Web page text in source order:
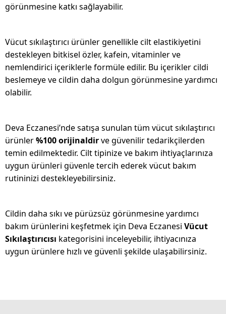
görünmesine katkı sağlayabilir.
Vücut sıkılaştırıcı ürünler genellikle cilt elastikiyetini
destekleyen bitkisel özler, kafein, vitaminler ve
nemlendirici içeriklerle formüle edilir. Bu içerikler cildi
beslemeye ve cildin daha dolgun görünmesine yardımcı
olabilir.
Deva Eczanesi’nde satışa sunulan tüm vücut sıkılaştırıcı
ürünler%100 orijinaldirve güvenilir tedarikçilerden
temin edilmektedir. Cilt tipinize ve bakım ihtiyaçlarınıza
uygun ürünleri güvenle tercih ederek vücut bakım
rutininizi destekleyebilirsiniz.
Cildin daha sıkı ve pürüzsüz görünmesine yardımcı
bakım ürünlerini keşfetmek için Deva Eczanesi Vücut
Sıkılaştırıcısı kategorisini inceleyebilir, ihtiyacınıza
uygun ürünlere hızlı ve güvenli şekilde ulaşabilirsiniz.